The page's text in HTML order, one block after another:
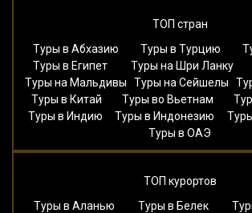
ТОП стран
Туры в Абхазию
Туры в Турцию
Туры в Египет
Туры на Шри Ланку
Туры на Мальдивы
Туры на Сейшелы
Туры в Китай
Туры во Вьетнам
Туры в Индию
Туры в Индонезию
Туры в ОАЭ
ТОП курортов
Туры в Аланью
Туры в Белек